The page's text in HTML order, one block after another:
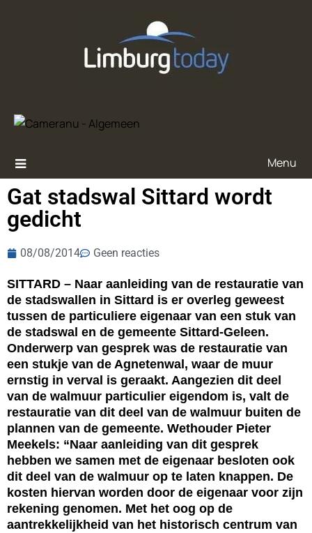
Menu
Gat stadswal Sittard wordt
gedicht
08/08/2014 Geen reacties
SITTARD – Naar aanleiding van de restauratie van
de stadswallen in Sittard is er overleg geweest
tussen de particuliere eigenaar van een stuk van
de stadswal en de gemeente Sittard-Geleen.
Onderwerp van gesprek was de restauratie van
een stukje van de Agnetenwal, waar de muur
ernstig in verval is geraakt. Aangezien dit deel
van de walmuur particulier eigendom is, valt de
restauratie van dit deel van de walmuur buiten de
plannen van de gemeente. Wethouder Pieter
Meekels: “Naar aanleiding van dit gesprek
hebben we samen met de eigenaar besloten ook
dit deel van de walmuur op te laten knappen. De
kosten hiervan worden door de eigenaar voor zijn
rekening genomen. Met het oog op de
aantrekkelijkheid van het historisch centrum van